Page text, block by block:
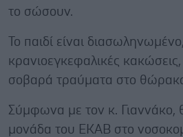
το σώσουν.
Το παιδί είναι
κρανιοεγκεφαλικές
σοβαρά τραύματα στο
Σύμφωνα με τον κ. Γιαννάκο,
μονάδα του ΕΚΑΒ στο